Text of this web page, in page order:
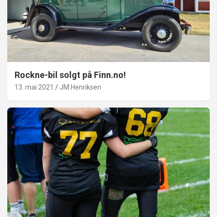
Rockne-bil solgt på Finn.no!
13. mai 2021 JM Henriksen